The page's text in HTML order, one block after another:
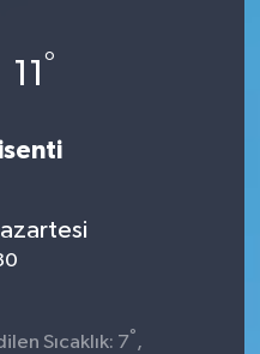
11 °
Sıcaklık: 7° ,